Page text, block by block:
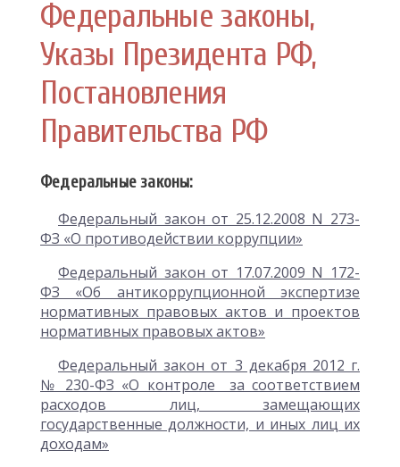
Федеральные законы,
Указы Президента РФ,
Постановления
Правительства РФ
Федеральные законы:
Федеральный закон от 25.12.2008 N 273-
ФЗ «О противодействии коррупции»
Федеральный закон от 17.07.2009 N 172-
ФЗ «Об антикоррупционной экспертизе
нормативных правовых актов и проектов
нормативных правовых актов»
Федеральный закон от 3 декабря 2012 г.
№ 230-ФЗ «О контроле за соответствием
расходов лиц, замещающих
государственные должности, и иных лиц их
доходам»